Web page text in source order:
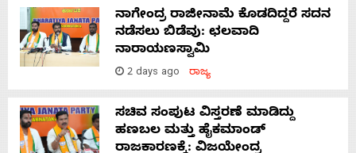
ನಾಗೇಂದ್ರ ರಾಜೀನಾಮೆ ಕೊಡದಿದ್ದರೆ ಸದನ
ನಡೆಸಲು ಬಿಡೆವು: ಛಲವಾದಿ
ನಾರಾಯಣಸ್ವಾಮಿ
2 days ago ರಾಜ್ಯ
ಸಚಿವ ಸಂಪುಟ ವಿಸ್ತರಣೆ ಮಾಡಿದ್ದು
ಹಣಬಲ ಮತ್ತು ಹೈಕಮಾಂಡ್
ರಾಜಕಾರಣಕ್ಕೆ: ವಿಜಯೇಂದ್ರ